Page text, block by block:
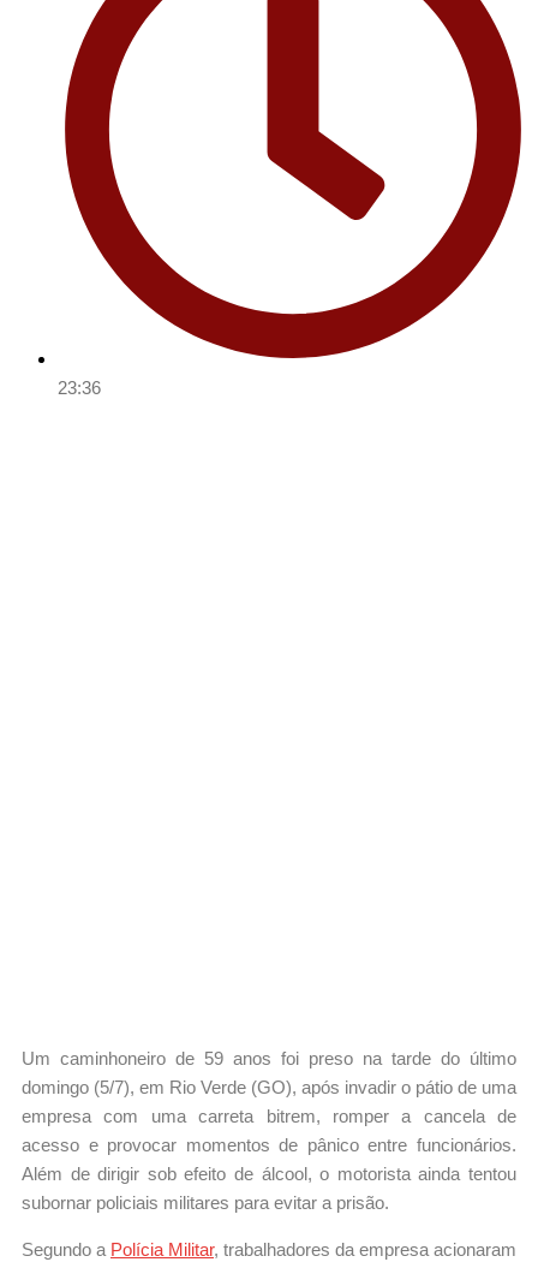
23:36
Um caminhoneiro de 59 anos foi preso na tarde do último
domingo (5/7), em Rio Verde (GO), após invadir o pátio de uma
empresa com uma carreta bitrem, romper a cancela de
acesso e provocar momentos de pânico entre funcionários.
Além de dirigir sob efeito de álcool, o motorista ainda tentou
subornar policiais militares para evitar a prisão.
Segundo a Polícia Militar, trabalhadores da empresa acionaram